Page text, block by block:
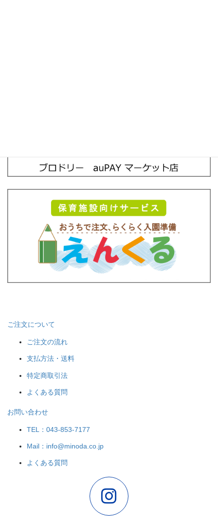
ご注文について
ご注文の流れ
支払方法・送料
特定商取引法
よくある質問
お問い合わせ
TEL：043-853-7177
Mail：info@minoda.co.jp
よくある質問